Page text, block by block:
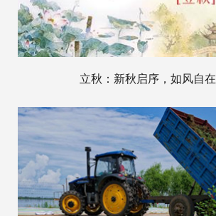
立秋：新秋启序，如风自